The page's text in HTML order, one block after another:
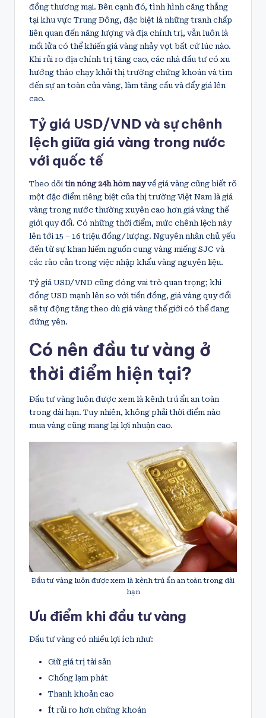
đồng thương mại. Bên cạnh đó, tình hình căng thẳng
tại khu vực Trung Đông, đặc biệt là những tranh chấp
liên quan đến năng lượng và địa chính trị, vẫn luôn là
mồi lửa có thể khiến giá vàng nhảy vọt bất cứ lúc nào.
Khi rủi ro địa chính trị tăng cao, các nhà đầu tư có xu
hướng tháo chạy khỏi thị trường chứng khoán và tìm
đến sự an toàn của vàng, làm tăng cầu và đẩy giá lên
cao.
Tỷ giá USD/VND và sự chênh
lệch giữa giá vàng trong nước
với quốc tế
Theo dõi tin nóng 24h hôm nay về giá vàng cũng biết rõ
một đặc điểm riêng biệt của thị trường Việt Nam là giá
vàng trong nước thường xuyên cao hơn giá vàng thế
giới quy đổi. Có những thời điểm, mức chênh lệch này
lên tới 15 – 16 triệu đồng/lượng. Nguyên nhân chủ yếu
đến từ sự khan hiếm nguồn cung vàng miếng SJC và
các rào cản trong việc nhập khẩu vàng nguyên liệu.
Tỷ giá USD/VND cũng đóng vai trò quan trọng; khi
đồng USD mạnh lên so với tiền đồng, giá vàng quy đổi
sẽ tự động tăng theo dù giá vàng thế giới có thể đang
đứng yên.
Có nên đầu tư vàng ở
thời điểm hiện tại?
Đầu tư vàng luôn được xem là kênh trú ẩn an toàn
trong dài hạn. Tuy nhiên, không phải thời điểm nào
mua vàng cũng mang lại lợi nhuận cao.
Đầu tư vàng luôn được xem là kênh trú ẩn an toàn trong dài
hạn
Ưu điểm khi đầu tư vàng
Đầu tư vàng có nhiều lợi ích như:
Giữ giá trị tài sản
Chống lạm phát
Thanh khoản cao
Ít rủi ro hơn chứng khoán